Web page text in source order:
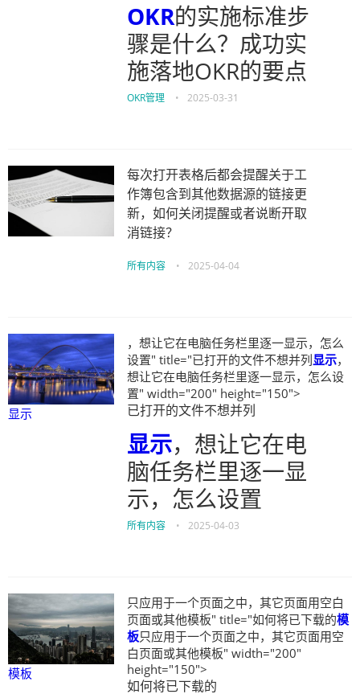
OKR的实施标准步
骤是什么？成功实
施落地OKR的要点
OKR管理 • 2025-03-31
每次打开表格后都会提醒关于工
作簿包含到其他数据源的链接更
新，如何关闭提醒或者说断开取
消链接？
所有内容 • 2025-04-04
显示
，想让它在电脑任务栏里逐一显示，怎么
设置" title="已打开的文件不想并列显示，
想让它在电脑任务栏里逐一显示，怎么设
置" width="200" height="150">
已打开的文件不想并列
显示，想让它在电
脑任务栏里逐一显
示，怎么设置
所有内容 • 2025-04-03
模板
只应用于一个页面之中，其它页面用空白
页面或其他模板" title="如何将已下载的模
板只应用于一个页面之中，其它页面用空
白页面或其他模板" width="200"
height="150">
如何将已下载的